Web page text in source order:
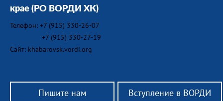
крае (РО ВОРДИ ХК)
Телефон: +7 (915) 330-26-07
+7 (915) 330-27-19
Сайт: khabarovsk.vordi.org
Пишите нам Вступление в ВОРДИ